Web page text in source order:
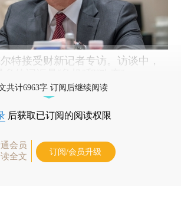
特接受财新记者专访。访谈中，
共计6963字 订阅后继续阅读
后获取已订阅的阅读权限
会员
全文
订阅/会员升级